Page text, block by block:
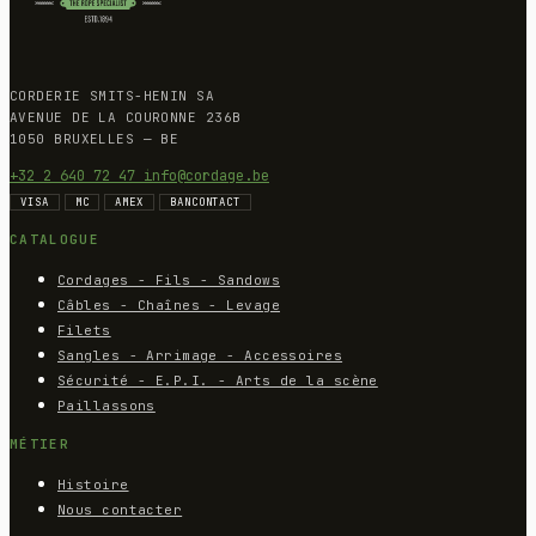
CORDERIE SMITS-HENIN SA
AVENUE DE LA COURONNE 236B
1050 BRUXELLES — BE
+32 2 640 72 47 info@cordage.be
VISA MC AMEX BANCONTACT
CATALOGUE
Cordages - Fils - Sandows
Câbles - Chaînes - Levage
Filets
Sangles - Arrimage - Accessoires
Sécurité - E.P.I. - Arts de la scène
Paillassons
MÉTIER
Histoire
Nous contacter